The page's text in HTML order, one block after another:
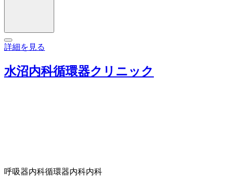
詳細を見る
水沼内科循環器クリニック
呼吸器内科循環器内科内科